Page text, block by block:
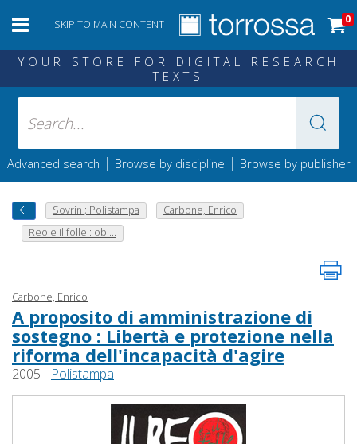
SKIP TO MAIN CONTENT 0
YOUR STORE FOR DIGITAL RESEARCH
TEXTS
Advanced search | Browse by discipline | Browse by publisher
Sovrin ; Polistampa
Carbone, Enrico
Reo e il folle : obi...
Carbone, Enrico
A proposito di amministrazione di
sostegno : Libertà e protezione nella
riforma dell'incapacità d'agire
2005 - Polistampa